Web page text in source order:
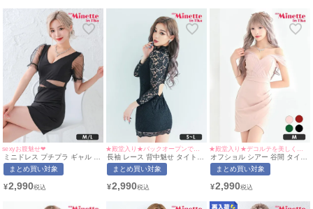
sexyお腹魅せ❤︎
ミニドレス プチプラ ギャル タ
イト セクシー 半袖 シアー袖
谷間 ウエストカット 黒 キャバ
ズ対応) | myMinette/マイミネ
まとめ買い対象
¥2,990
★殿堂入り★バックオープンで大胆セクシー◎
長袖 レース 背中魅せ タイト
ミニドレス (せいせい着用/S~M
サイズ対応) | myMinette/マイ
まとめ買い対象
¥2,990
オフショル シアー 谷間 タイト
ミニドレス (ひなたまる着用/M
サイズ対応) | myMinette/マイ
まとめ買い対象
¥2,990